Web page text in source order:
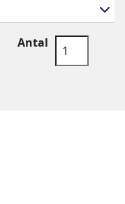
Antal